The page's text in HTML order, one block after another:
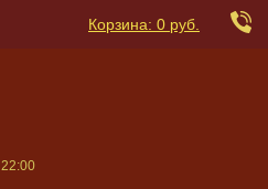
Корзина: 0 руб.